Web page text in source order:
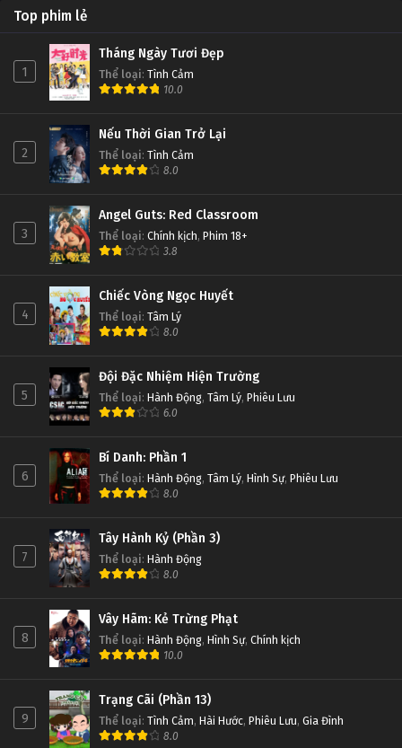
Top phim lẻ
1
Tháng Ngày Tươi Đẹp
Thể loại: Tình Cảm
10.0
2
Nếu Thời Gian Trở Lại
Thể loại: Tình Cảm
8.0
3
Angel Guts: Red Classroom
Thể loại: Chính kịch, Phim 18+
3.8
4
Chiếc Vòng Ngọc Huyết
Thể loại: Tâm Lý
8.0
5
Đội Đặc Nhiệm Hiện Trường
Thể loại: Hành Động, Tâm Lý, Phiêu Lưu
6.0
6
Bí Danh: Phần 1
Thể loại: Hành Động, Tâm Lý, Hình Sự, Phiêu Lưu
8.0
7
Tây Hành Kỷ (Phần 3)
Thể loại: Hành Động
8.0
8
Vây Hãm: Kẻ Trừng Phạt
Thể loại: Hành Động, Hình Sự, Chính kịch
10.0
9
Trạng Cãi (Phần 13)
Thể loại: Tình Cảm, Hài Hước, Phiêu Lưu, Gia Đình
8.0